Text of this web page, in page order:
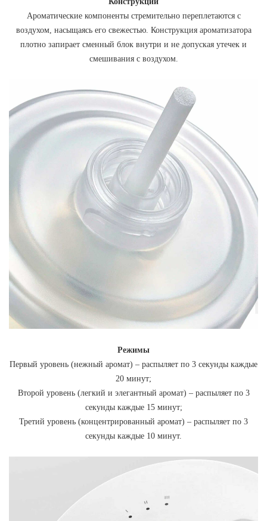
Ароматические компоненты стремительно переплетаются с
воздухом, насыщаясь его свежестью. Конструкция ароматизатора
плотно запирает сменный блок внутри и не допуская утечек и
смешивания с воздухом.
Режимы
Первый уровень (нежный аромат) – распыляет по 3 секунды каждые
20 минут;
Второй уровень (легкий и элегантный аромат) – распыляет по 3
секунды каждые 15 минут;
Третий уровень (концентрированный аромат) – распыляет по 3
секунды каждые 10 минут.